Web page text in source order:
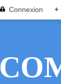
Connexion +